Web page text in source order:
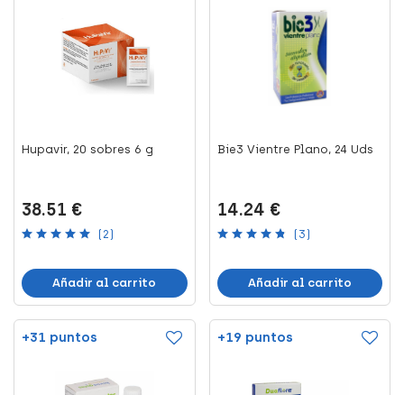
Hupavir, 20 sobres 6 g
38.51 €
(2)
Añadir al carrito
Bie3 Vientre Plano, 24 Uds
14.24 €
(3)
Añadir al carrito
+31 puntos +19 puntos